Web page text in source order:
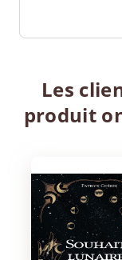
Les
produit